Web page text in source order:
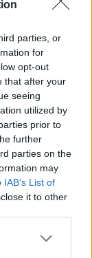
parties, or
for
opt-out
that after your
seeing
utilized by
prior to
further
parties on the
may
IAB’s List of
it to other
Google